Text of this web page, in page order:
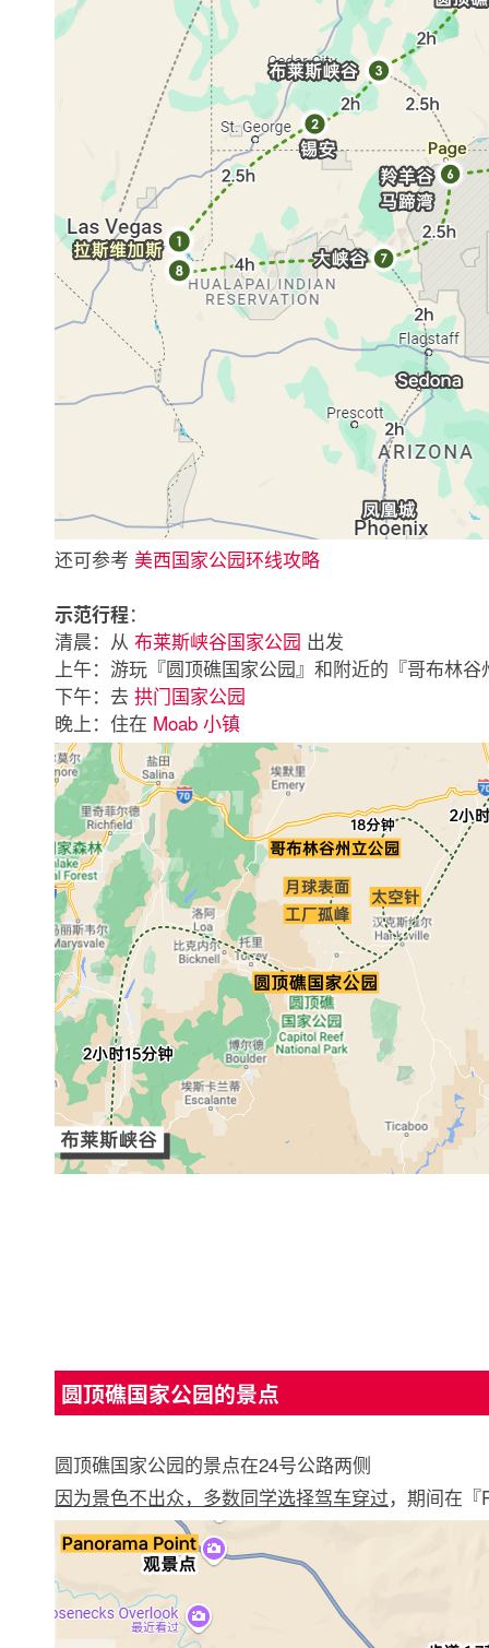
还可参考 美西国家公园环线攻略
示范行程：
清晨：从 布莱斯峡谷国家公园 出发
上午：游玩『圆顶礁国家公园』和附近的『哥布林谷
下午：去 拱门国家公园
晚上：住在 Moab 小镇
圆顶礁国家公园的景点
圆顶礁国家公园的景点在24号公路两侧
因为景色不出众，多数同学选择驾车穿过，期间在